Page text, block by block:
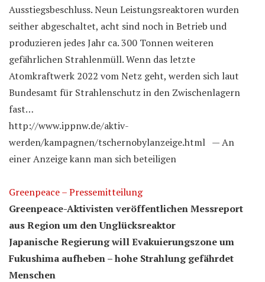
Ausstiegsbeschluss. Neun Leistungsreaktoren wurden
seither abgeschaltet, acht sind noch in Betrieb und
produzieren jedes Jahr ca. 300 Tonnen weiteren
gefährlichen Strahlenmüll. Wenn das letzte
Atomkraftwerk 2022 vom Netz geht, werden sich laut
Bundesamt für Strahlenschutz in den Zwischenlagern
fast…
http://www.ippnw.de/aktiv-
werden/kampagnen/tschernobylanzeige.html — An
einer Anzeige kann man sich beteiligen
Greenpeace – Pressemitteilung
Greenpeace-Aktivisten veröffentlichen Messreport
aus Region um den Unglücksreaktor
Japanische Regierung will Evakuierungszone um
Fukushima aufheben – hohe Strahlung gefährdet
Menschen